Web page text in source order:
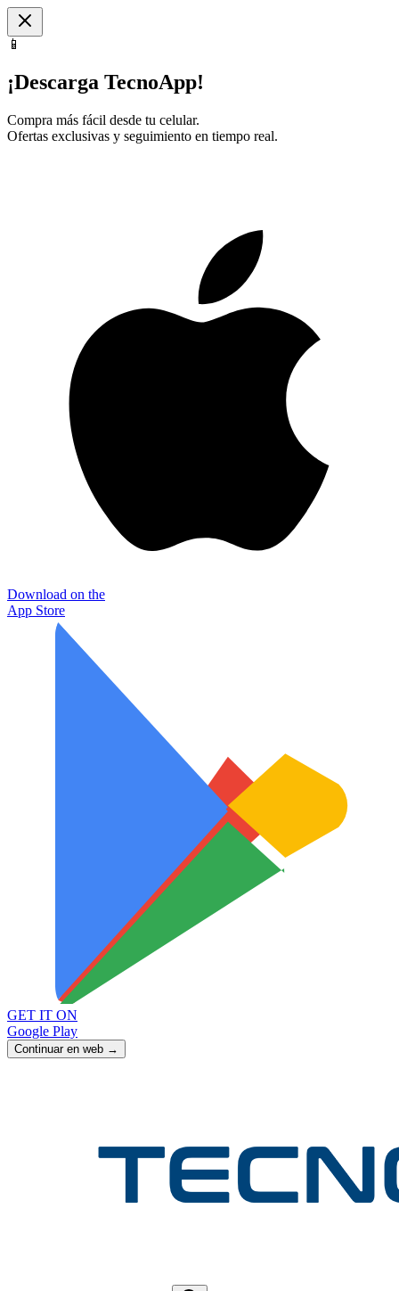
📱
¡Descarga TecnoApp!
Compra más fácil desde tu celular.
Ofertas exclusivas y seguimiento en tiempo real.
Download on the
App Store
GET IT ON
Google Play
Continuar en web →